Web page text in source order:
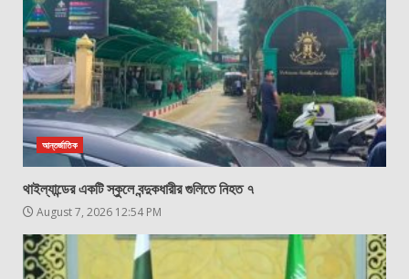
আন্তর্জাতিক
থাইল্যান্ডের একটি স্কুলে বন্দুকধারীর গুলিতে নিহত ৭
August 7, 2026 12:54 PM